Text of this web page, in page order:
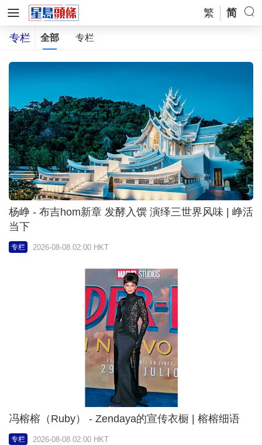
繁 简
专栏 全部 专栏
杨峥 - 布吉hom新章 发酵入馔 演绎三世界风味 | 峥活
当下
专栏 2026-08-08 02:00 HKT
冯榕榕（Ruby） - Zendaya的宣传衣橱 | 榕榕细语
专栏 2026-08-08 02:00 HKT